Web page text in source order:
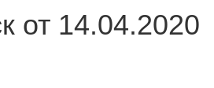
от 14.04.2020